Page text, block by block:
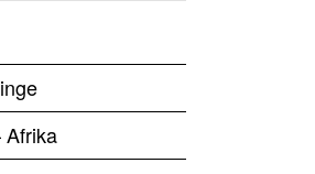
Afrika